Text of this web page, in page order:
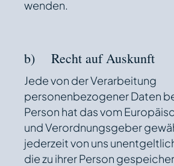
wenden.
b) Recht auf Auskunft
Jede von der Verarbeitung
personenbezogener Daten
Person hat das vom
und Verordnungsgeber
jederzeit von uns
die zu ihrer Person